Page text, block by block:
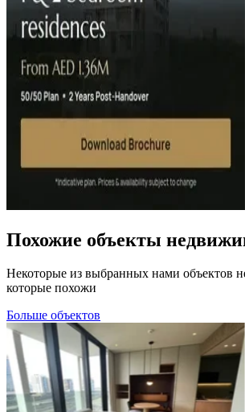
Похожие объекты
Некоторые из выбранных нами объектов
которые похожи
Больше объектов